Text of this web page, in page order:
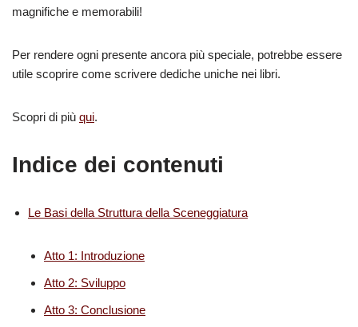
magnifiche e memorabili!
Per rendere ogni presente ancora più speciale, potrebbe essere
utile scoprire come scrivere dediche uniche nei libri.
Scopri di più qui.
Indice dei contenuti
Le Basi della Struttura della Sceneggiatura
Atto 1: Introduzione
Atto 2: Sviluppo
Atto 3: Conclusione